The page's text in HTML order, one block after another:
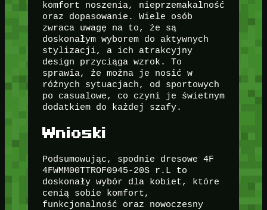
komfort noszenia, nieprzemakalność
oraz dopasowanie. Wiele osób
zwraca uwagę na to, że są
doskonałym wyborem do aktywnych
stylizacji, a ich atrakcyjny
design przyciąga wzrok. To
sprawia, że można je nosić w
różnych sytuacjach, od sportowych
po casualowe, co czyni je świetnym
dodatkiem do każdej szafy.
Wnioski
Podsumowując, spodnie dresowe 4F
4FWMM00TTROF0945-20S r.L to
doskonały wybór dla kobiet, które
cenią sobie komfort,
funkcjonalność oraz nowoczesny